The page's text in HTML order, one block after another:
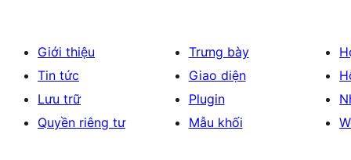
Giới thiệu
Tin tức
Lưu trữ
Quyền riêng tư
Trưng bày
Giao diện
Plugin
Mẫu khối